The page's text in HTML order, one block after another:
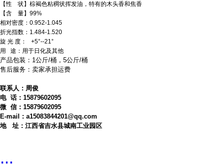
【性 状】棕褐色粘稠状挥发油，特有的木头香和焦香
【含 量】99%
相对密度：0.952-1.045
折光指数：1.484-1.520
旋 光 度： +5°--21°
用 途：用于日化及其他
产品包装：1公斤/桶，5公斤/桶
售后服务：卖家承担运费
联系人：周俊
电 话：15879602095
微 信：15879602095
E-mail：a15083844201@qq.com
地 址：江西省吉水县城南工业园区
...